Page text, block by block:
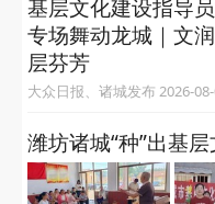
基层文化建设指导
专场舞动龙城｜文
层芬芳
大众日报、诸城发
潍坊诸城“种”出基